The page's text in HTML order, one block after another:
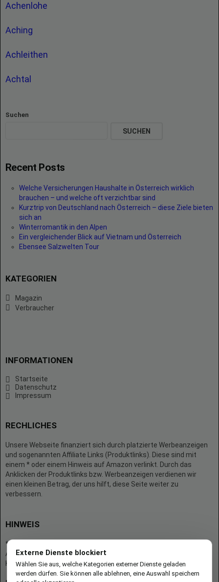
Achenlohe
Aching
Achleithen
Achtal
Suchen
SUCHEN
Recent Posts
Welche Versicherungen Haushalte in Österreich wirklich
brauchen – und welche oft verzichtbar sind
Kurztrip von Deutschland nach Österreich – diese Ziele bieten
sich an
Winterromantik in den Alpen
Ein vergleichender Blick auf Vietnam und Österreich
Ebensee Salzwelten Tour
KATEGORIEN
Magazin
Verbraucher
INFORMATIONEN
Startseite
Datenschutz
Impressum
RECHLICHES
Unsere Webseite finanziert sich durch platzierte Werbeanzeigen
und sogenannten Affiliate Links (Produktlinks). Diese sind mit
einem * oder einem Hinweis auf Amazon verlinkt. Durch das
Anklicken der Produktlinks bzw. Werbeanzeigen verdienen wir
einen kleinen Betrag, der uns hilft, diese Seite weiter zu
verbessern.
HINWEIS
* = Afilliate-Link (=Werbung)
Als Amazon-Partner verdient der Seitenbetreiber an qualifizierten
Käufen.
Externe Dienste blockiert
Wählen Sie aus, welche Kategorien externer Dienste geladen
werden dürfen. Sie können alle ablehnen, eine Auswahl speichern